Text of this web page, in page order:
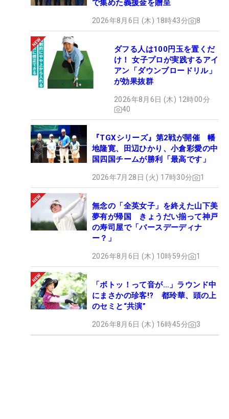
で集めた義援金を贈呈
2026年8月6日 (木) 18時43分 8
ダフる人は100円玉を置くだ
け！ 女子プロが実践するアイ
アン「ダウンブロードリル」
が効果抜群
2026年8月6日 (木) 12時00分
40
『TGXシリーズ』第2戦が開催 幡
地隆寛、田辺ひかり、小倉彩愛の中
国四国チームが勝利「最高です」
2026年7月28日 (火) 17時30分 1
無念の「全英女子」を終えた山下美
夢有が帰国 きょうだい揃って神戸
の寿司屋で「バースデーディナ
ー？」
2026年8月6日 (木) 10時59分 1
「ボトッ！って音が…」ラウンド中
にまさかの珍客!? 都玲華、頭の上
のセミと“共演”
2026年8月6日 (木) 16時45分 3